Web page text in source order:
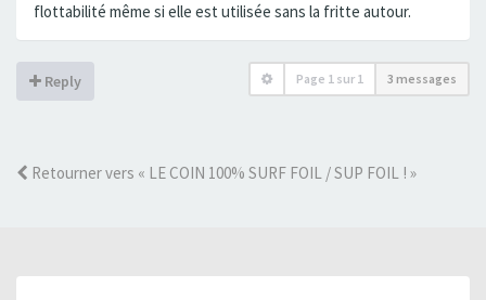
flottabilité même si elle est utilisée sans la fritte autour.
Reply Page 1 sur 1 3 messages
Retourner vers « LE COIN 100% SURF FOIL / SUP FOIL ! »